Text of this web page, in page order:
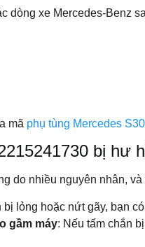
dòng xe Mercedes-Benz
mã phụ tùng Mercedes
bị hư
do nhiều nguyên nhân,
bị lỏng hoặc nứt gãy, bạn
gầm máy: Nếu tấm chắn